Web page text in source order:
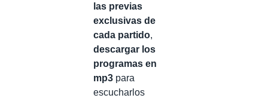
las previas
exclusivas de
cada partido,
descargar los
programas en
mp3 para
escucharlos